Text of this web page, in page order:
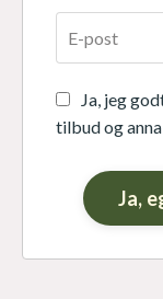
Ja, jeg
tilbud og